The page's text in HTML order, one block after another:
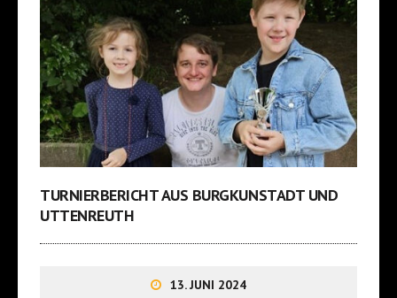
TURNIERBERICHT AUS BURGKUNSTADT UND
UTTENREUTH
13. JUNI 2024